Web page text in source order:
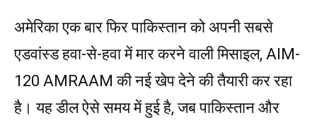
अमेरिका एक बार फिर पाकिस्तान को अपनी सबसे
एडवांस्ड हवा-से-हवा में मार करने वाली मिसाइल, AIM-
120 AMRAAM की नई खेप देने की तैयारी कर रहा
है। यह डील ऐसे समय में हुई है, जब पाकिस्तान और